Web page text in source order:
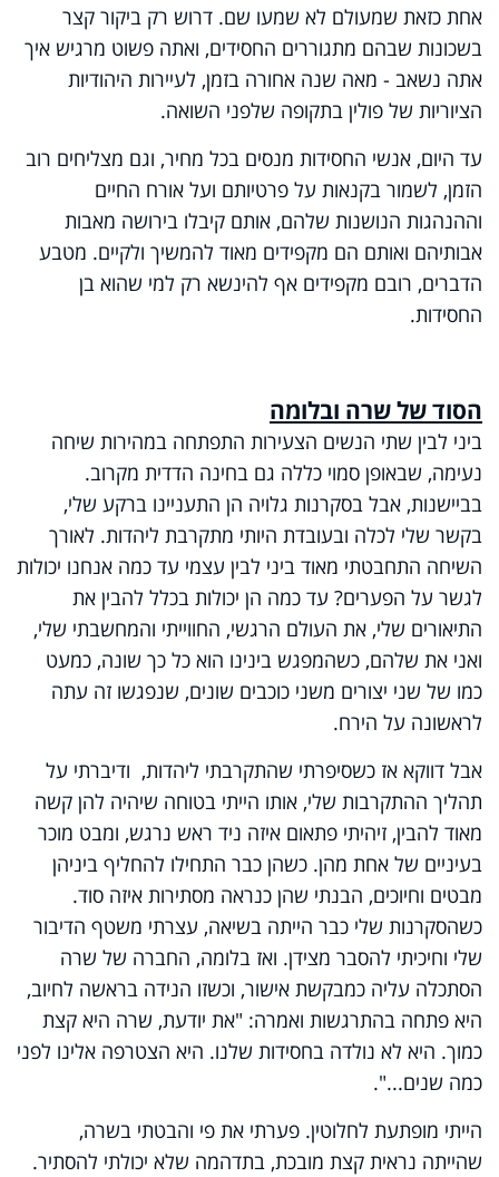
אחת כזאת שמעולם לא שמעו שם. דרוש רק ביקור קצר
בשכונות שבהם מתגוררים החסידים, ואתה פשוט מרגיש איך
אתה נשאב - מאה שנה אחורה בזמן, לעיירות היהודיות
הציוריות של פולין בתקופה שלפני השואה.
עד היום, אנשי החסידות מנסים בכל מחיר, וגם מצליחים רוב
הזמן, לשמור בקנאות על פרטיותם ועל אורח החיים
וההנהגות הנושנות שלהם, אותם קיבלו בירושה מאבות
אבותיהם ואותם הם מקפידים מאוד להמשיך ולקיים. מטבע
הדברים, רובם מקפידים אף להינשא רק למי שהוא בן
החסידות.
הסוד של שרה ובלומה
ביני לבין שתי הנשים הצעירות התפתחה במהירות שיחה
נעימה, שבאופן סמוי כללה גם בחינה הדדית מקרוב.
בביישנות, אבל בסקרנות גלויה הן התעניינו ברקע שלי,
בקשר שלי לכלה ובעובדת היותי מתקרבת ליהדות. לאורך
השיחה התחבטתי מאוד ביני לבין עצמי עד כמה אנחנו יכולות
לגשר על הפערים? עד כמה הן יכולות בכלל להבין את
התיאורים שלי, את העולם הרגשי, החווייתי והמחשבתי שלי,
ואני את שלהם, כשהמפגש בינינו הוא כל כך שונה, כמעט
כמו של שני יצורים משני כוכבים שונים, שנפגשו זה עתה
לראשונה על הירח.
אבל דווקא אז כשסיפרתי שהתקרבתי ליהדות, ודיברתי על
תהליך ההתקרבות שלי, אותו הייתי בטוחה שיהיה להן קשה
מאוד להבין, זיהיתי פתאום איזה ניד ראש נרגש, ומבט מוכר
בעיניים של אחת מהן. כשהן כבר התחילו להחליף ביניהן
מבטים וחיוכים, הבנתי שהן כנראה מסתירות איזה סוד.
כשהסקרנות שלי כבר הייתה בשיאה, עצרתי משטף הדיבור
שלי וחיכיתי להסבר מצידן. ואז בלומה, החברה של שרה
הסתכלה עליה כמבקשת אישור, וכשזו הנידה בראשה לחיוב,
היא פתחה בהתרגשות ואמרה: "את יודעת, שרה היא קצת
כמוך. היא לא נולדה בחסידות שלנו. היא הצטרפה אלינו לפני
כמה שנים...".
הייתי מופתעת לחלוטין. פערתי את פי והבטתי בשרה,
שהייתה נראית קצת מובכת, בתדהמה שלא יכולתי להסתיר.